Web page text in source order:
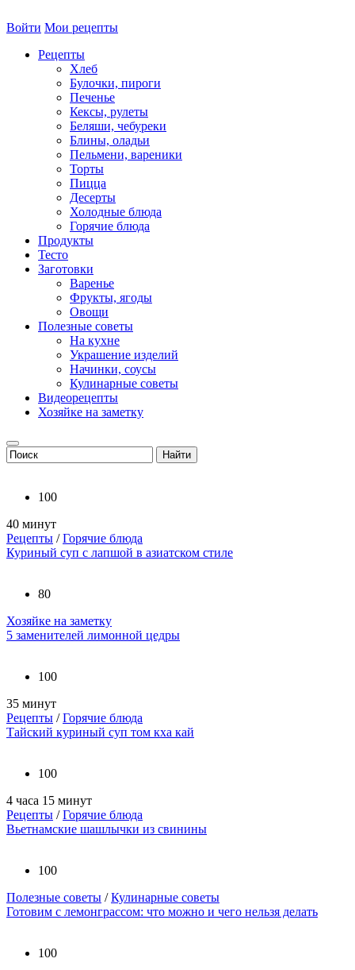
Войти Мои рецепты
Рецепты
Хлеб
Булочки, пироги
Печенье
Кексы, рулеты
Беляши, чебуреки
Блины, оладьи
Пельмени, вареники
Торты
Пицца
Десерты
Холодные блюда
Горячие блюда
Продукты
Тесто
Заготовки
Варенье
Фрукты, ягоды
Овощи
Полезные советы
На кухне
Украшение изделий
Начинки, соусы
Кулинарные советы
Видеорецепты
Хозяйке на заметку
100
40 минут
Рецепты /Горячие блюда
Куриный суп с лапшой в азиатском стиле
80
Хозяйке на заметку
5 заменителей лимонной цедры
100
35 минут
Рецепты /Горячие блюда
Тайский куриный суп том кха кай
100
4 часа 15 минут
Рецепты /Горячие блюда
Вьетнамские шашлычки из свинины
100
Полезные советы /Кулинарные советы
Готовим с лемонграссом: что можно и чего нельзя делать
100